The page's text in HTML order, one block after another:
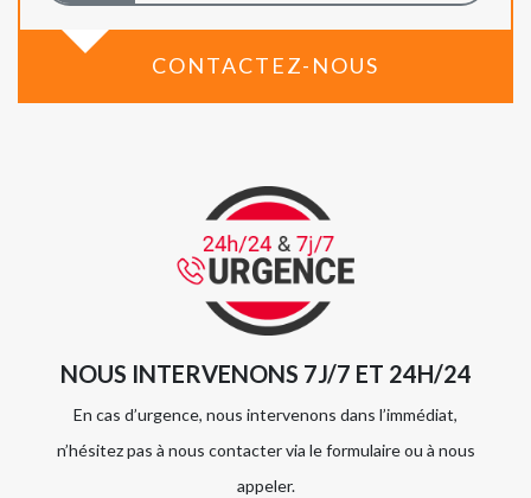
CONTACTEZ-NOUS
NOUS INTERVENONS 7J/7 ET 24H/24
En cas d’urgence, nous intervenons dans l’immédiat,
n’hésitez pas à nous contacter via le formulaire ou à nous
appeler.